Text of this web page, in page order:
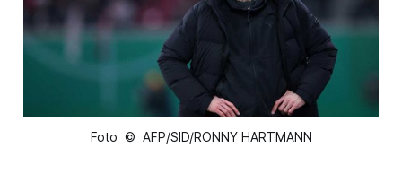
Foto © AFP/SID/RONNY HARTMANN